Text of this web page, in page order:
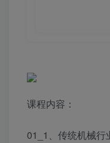
课程内容：
01_1、传统机械行